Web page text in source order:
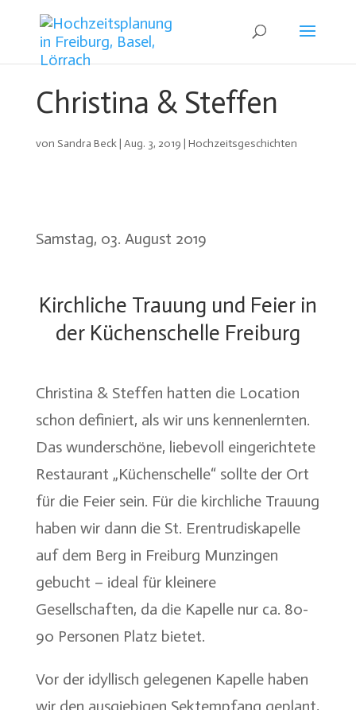
Christina & Steffen
von Sandra Beck| Aug. 3, 2019 | Hochzeitsgeschichten
Samstag, 03. August 2019
Kirchliche Trauung und Feier in
der Küchenschelle Freiburg
Christina & Steffen hatten die Location
schon definiert, als wir uns kennenlernten.
Das wunderschöne, liebevoll eingerichtete
Restaurant „Küchenschelle“ sollte der Ort
für die Feier sein. Für die kirchliche Trauung
haben wir dann die St. Erentrudiskapelle
auf dem Berg in Freiburg Munzingen
gebucht – ideal für kleinere
Gesellschaften, da die Kapelle nur ca. 80-
90 Personen Platz bietet.
Vor der idyllisch gelegenen Kapelle haben
wir den ausgiebigen Sektempfang geplant,